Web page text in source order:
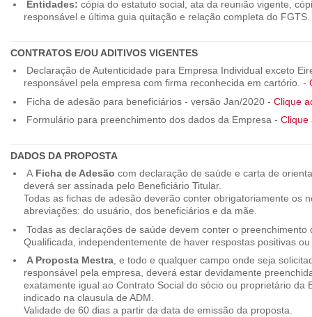
Entidades: cópia do estatuto social, ata da reunião vigente,
responsável e última guia quitação e relação completa do FGTS.
CONTRATOS E/OU ADITIVOS VIGENTES
Declaração de Autenticidade para Empresa Individual exceto
responsável pela empresa com firma reconhecida em cartório. -
Ficha de adesão para beneficiários - versão Jan/2020 - Clique
Formulário para preenchimento dos dados da Empresa - Clique
DADOS DA PROPOSTA
A Ficha de Adesão com declaração de saúde e carta de
deverá ser assinada pelo Beneficiário Titular.
Todas as fichas de adesão deverão conter obrigatoriamente os
abreviações: do usuário, dos beneficiários e da mãe.
Todas as declarações de saúde devem conter o preenchimento
Qualificada, independentemente de haver respostas positivas ou
A Proposta Mestra, e todo e qualquer campo onde seja
responsável pela empresa, deverá estar devidamente
exatamente igual ao Contrato Social do sócio ou proprietário da
indicado na clausula de ADM.
Validade de 60 dias a partir da data de emissão da proposta.